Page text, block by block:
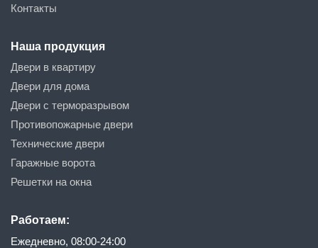
Контакты
Наша продукция
Двери в квартиру
Двери для дома
Двери с терморазрывом
Противопожарные двери
Технические двери
Гаражные ворота
Решетки на окна
Работаем:
Ежедневно, 08:00-24:00